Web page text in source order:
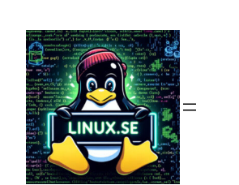
innehåll